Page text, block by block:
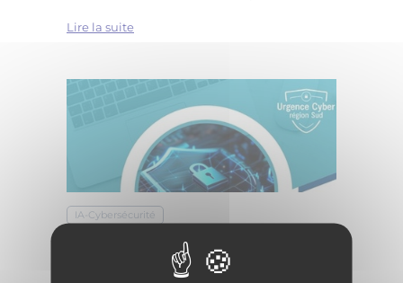
Lire la suite
IA-Cybersécurité
Urgence Cyber région Sud - Service
aux organisations publiques / privées